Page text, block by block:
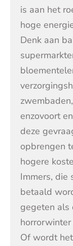
is aan het
hoge
Denk aan
enzovoort
deze
opbrengen
hogere
Immers, die
betaald
gegeten als
Of wordt